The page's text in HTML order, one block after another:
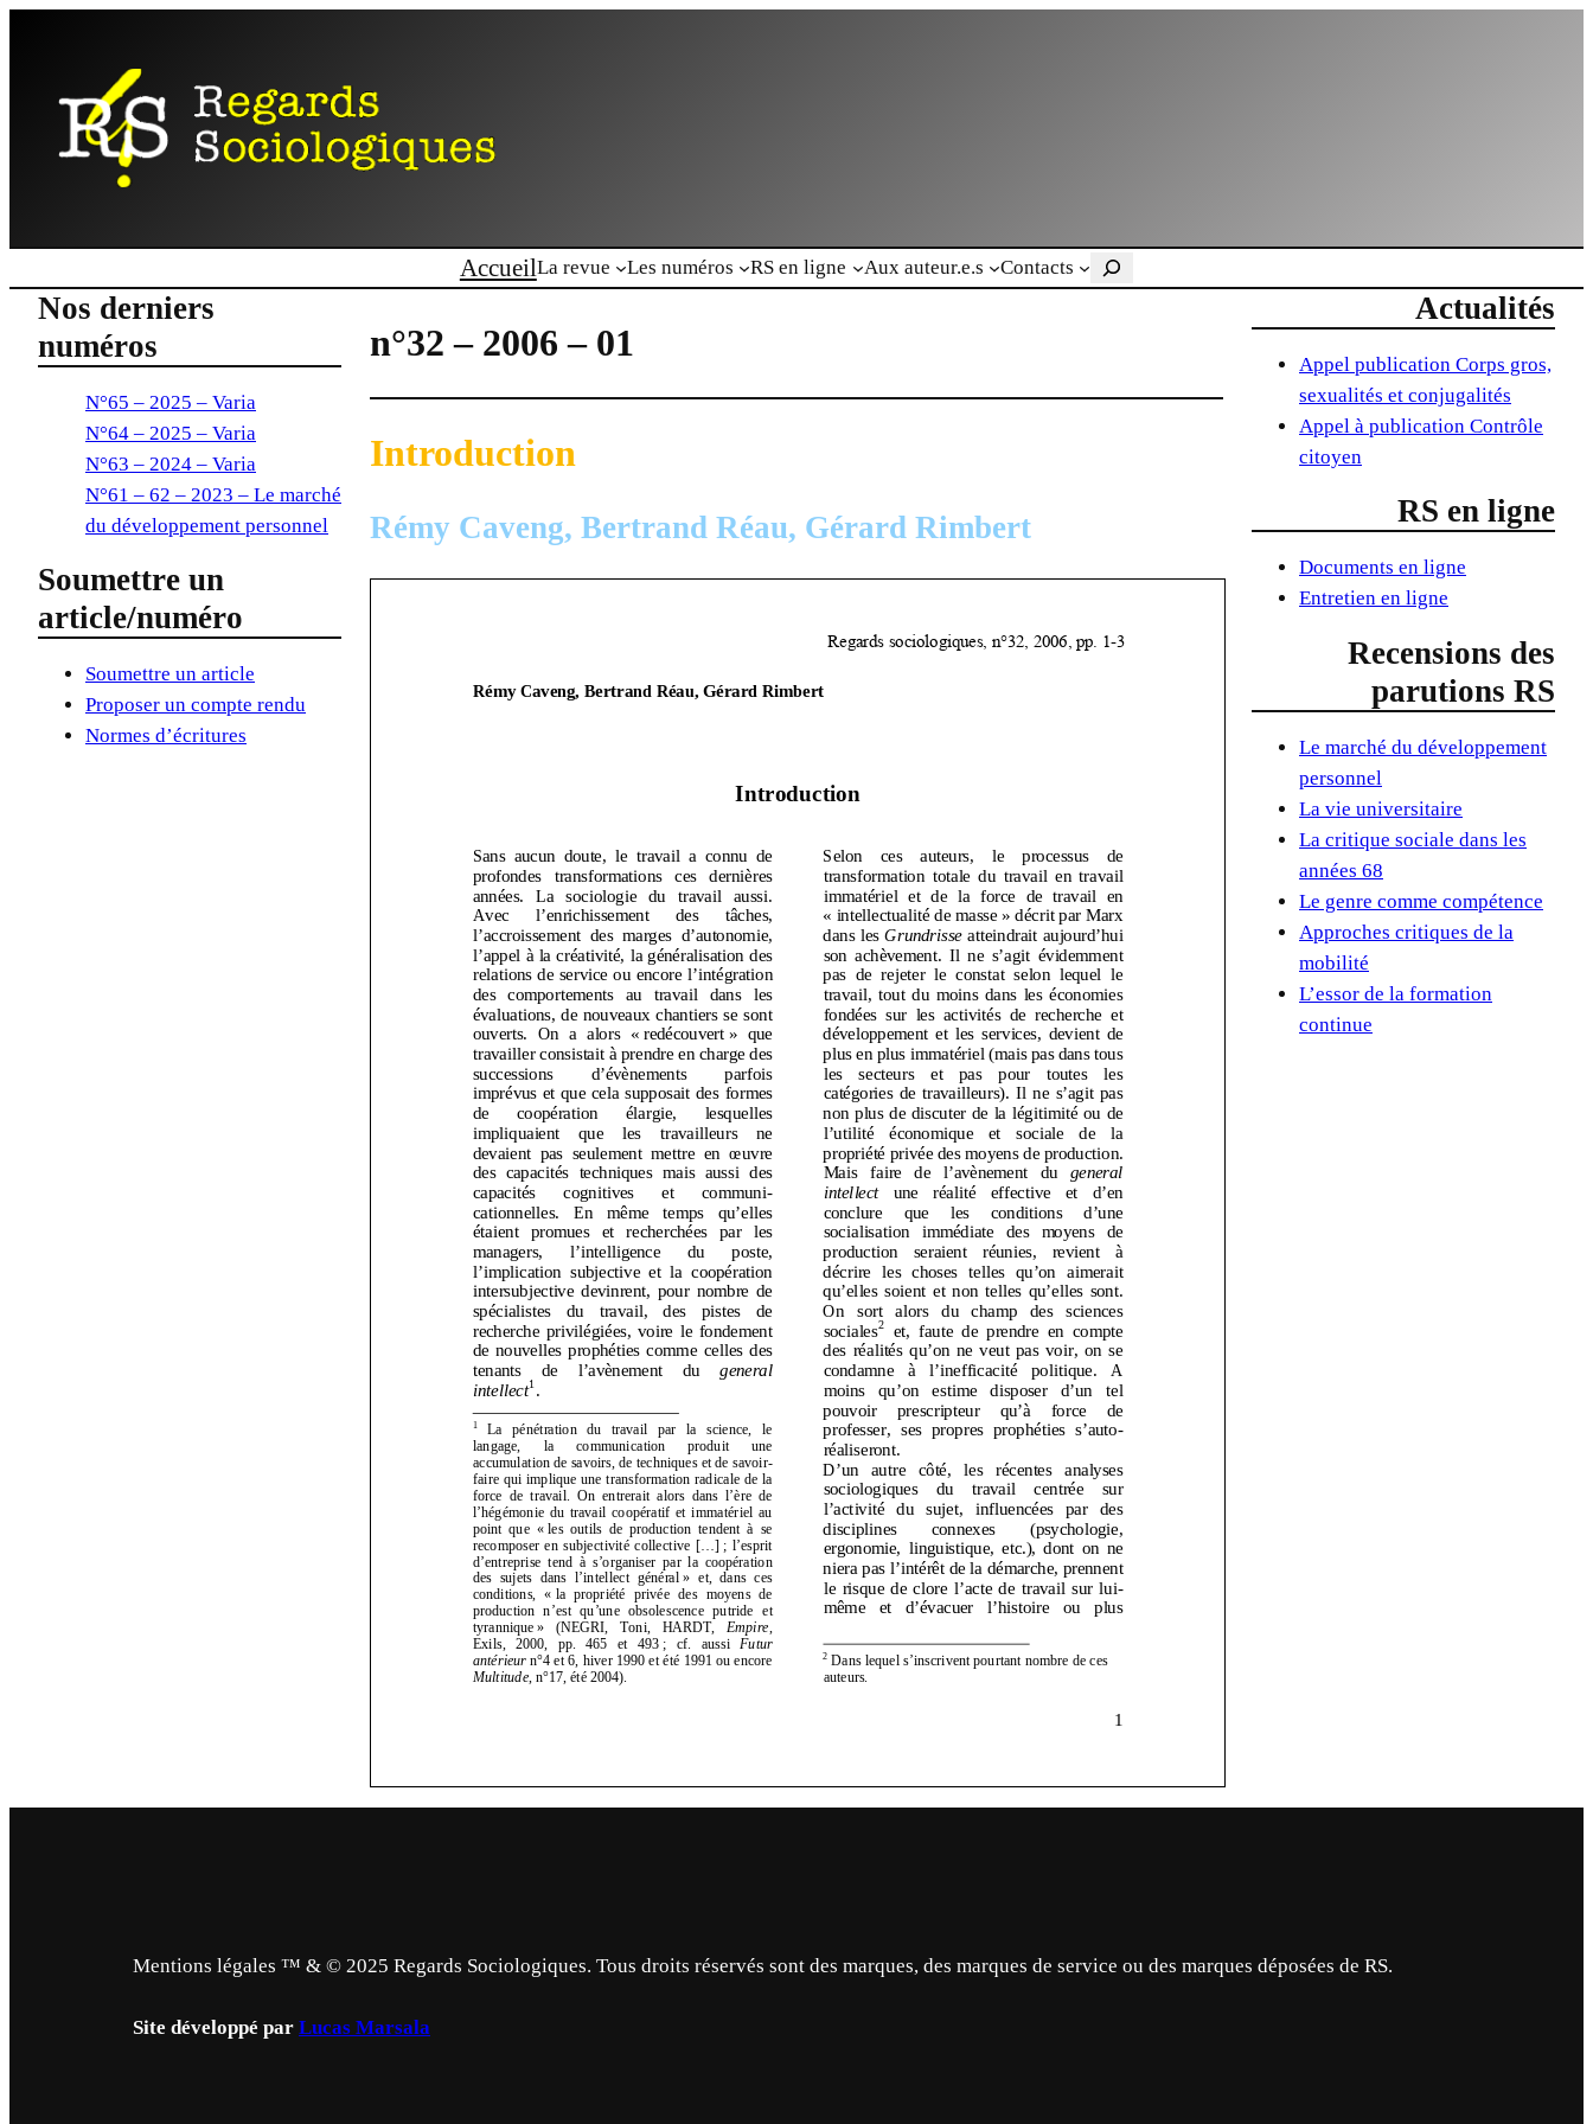
AccueilLa revue Les numéros RS en ligne Aux auteur.e.s Contacts Rechercher
Nos derniers
numéros
N°65 – 2025 – Varia
N°64 – 2025 – Varia
N°63 – 2024 – Varia
N°61 – 62 – 2023 – Le marché
du développement personnel
Soumettre un
article/numéro
Soumettre un article
Proposer un compte rendu
Normes d’écritures
n°32 – 2006 – 01
Introduction
Rémy Caveng, Bertrand Réau, Gérard Rimbert
Actualités
Appel publication Corps gros,
sexualités et conjugalités
Appel à publication Contrôle
citoyen
RS en ligne
Documents en ligne
Entretien en ligne
Recensions des
parutions RS
Le marché du développement
personnel
La vie universitaire
La critique sociale dans les
années 68
Le genre comme compétence
Approches critiques de la
mobilité
L’essor de la formation
continue
Mentions légales ™ & © 2025 Regards Sociologiques. Tous droits réservés sont des marques, des marques de service ou des marques déposées de RS.
Site développé par Lucas Marsala